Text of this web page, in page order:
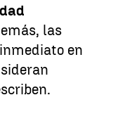
las
en